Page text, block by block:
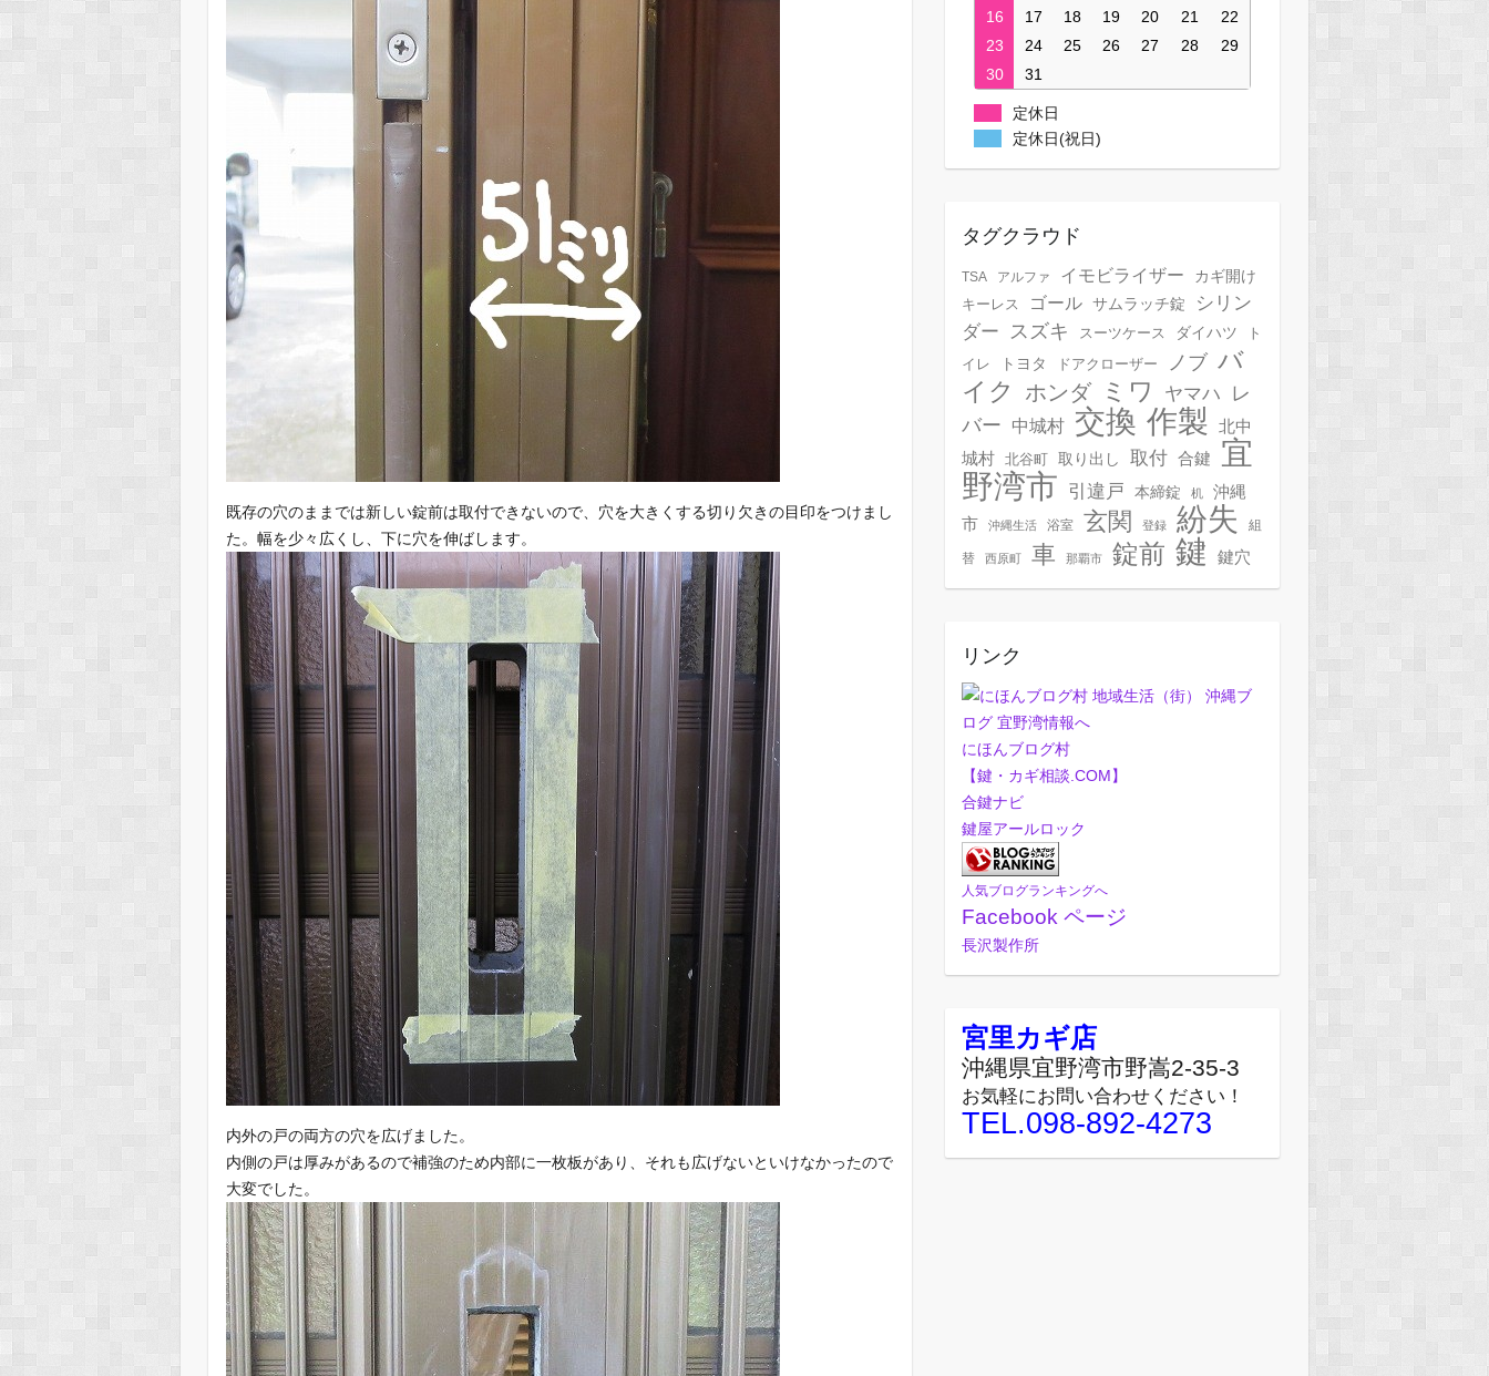
既存の穴のままでは新しい錠前は取付できないので、穴を大きくする切り欠きの目印をつけまし
た。幅を少々広くし、下に穴を伸ばします。
内外の戸の両方の穴を広げました。
内側の戸は厚みがあるので補強のため内部に一枚板があり、それも広げないといけなかったので
大変でした。
16
17 18 19 20 21
22
23
24 25 26 27 28
29
30
31
定休日
定休日(祝日)
タグクラウド
TSA アルファ イモビライザー
カギ開け
キーレス
ゴール サムラッチ錠
シリン
ダー
スズキ スーツケース ダイハツ
ト
イレ
トヨタ ドアクローザー ノブ バ
イク
ホンダ ミワ ヤマハ
レ
バー
中城村 交換 作製
北中
城村
北谷町 取り出し 取付 合鍵
宜
野湾市 引違戸 本締錠 机
沖縄
市
沖縄生活 浴室 玄関 登録 紛失 組
替 西原町 車 那覇市 錠前 鍵 鍵穴
リンク
にほんブログ村
【鍵・カギ相談.COM】
合鍵ナビ
鍵屋アールロック
人気ブログランキングへ
Facebook ページ
長沢製作所
宮里カギ店
沖縄県宜野湾市野嵩2-35-3
お気軽にお問い合わせください！
TEL.098-892-4273